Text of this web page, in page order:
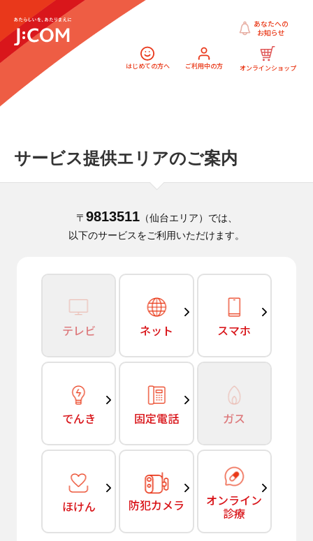
はじめての方へ ご利用中の方 オンラインショップ
あなたへの
お知らせ
サービス提供エリアのご案内
〒 9813511（仙台エリア）では、
以下のサービスをご利用いただけます。
テレビ ネット スマホ
でんき 固定電話 ガス
ほけん 防犯カメラ オンライン
診療